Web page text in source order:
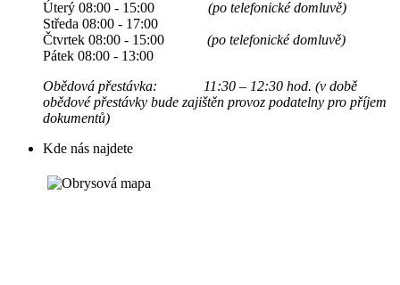
Úterý 08:00 - 15:00 (po telefonické domluvě)
Středa 08:00 - 17:00
Čtvrtek 08:00 - 15:00 (po telefonické domluvě)
Pátek 08:00 - 13:00
Obědová přestávka: 11:30 – 12:30 hod. (v době
obědové přestávky bude zajištěn provoz podatelny pro příjem
dokumentů)
Kde nás najdete